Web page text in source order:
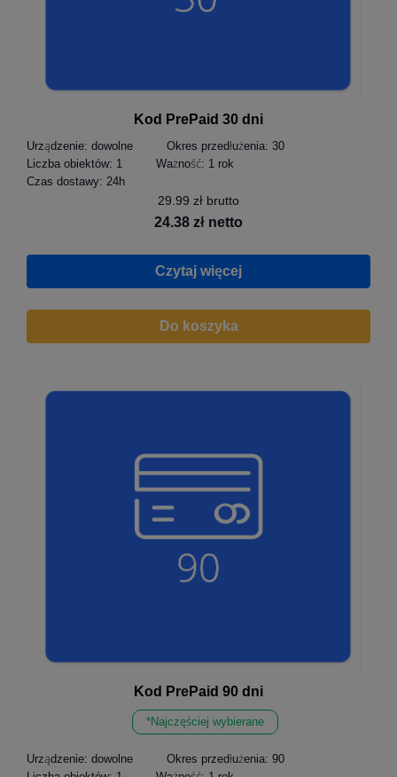
Kod PrePaid 30 dni
Urządzenie: dowolne Okres przedłużenia: 30
Liczba obiektów: 1 Ważność: 1 rok
Czas dostawy: 24h
29.99 zł brutto
24.38 zł netto
Czytaj więcej
Do koszyka
Kod PrePaid 90 dni
*Najczęściej wybierane
Urządzenie: dowolne Okres przedłużenia: 90